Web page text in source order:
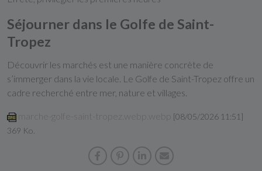
Séjourner dans le Golfe de Saint-
Tropez
Découvrir les marchés est une manière concrète de
s’immerger dans la vie locale. Le Golfe de Saint-Tropez offre un
cadre recherché entre mer, nature et villages.
marche-golfe-saint-tropez.webp.webp [08/05/2026 11:51]
369 Ko.